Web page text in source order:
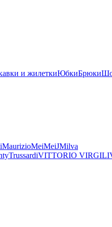
и жилеткиЮбкиБрюки
MaurizioMeiMeiJMilva
TrussardiVITTORIO VIRGILI